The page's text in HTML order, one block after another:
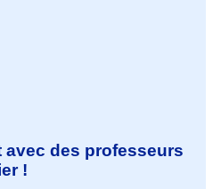
des professeurs
!